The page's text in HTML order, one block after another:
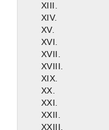
XIII.
XIV.
XV.
XVI.
XVII.
XVIII.
XIX.
XX.
XXI.
XXII.
XXIII.